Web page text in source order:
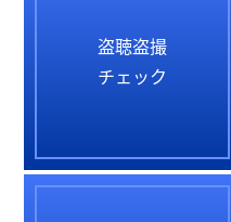
盗聴盗撮
チェック